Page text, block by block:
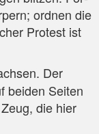
ord­nen die
Pro­test ist
Der
bei­den Sei­ten
die hier